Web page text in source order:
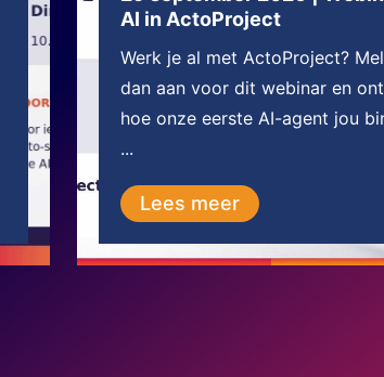
AI in ActoProject
Werk je al met ActoProject?
dan aan voor dit webinar en
hoe onze eerste AI-agent jou
...
Lees meer